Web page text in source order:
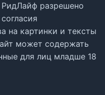
разрешено
на картинки и тексты
может содержать
для лиц младше 18